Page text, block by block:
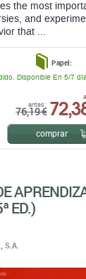
the most
and
that ...
Papel:
antes:
76,19 €
Disponible En 5/7
comprar
ED.)
S.A.